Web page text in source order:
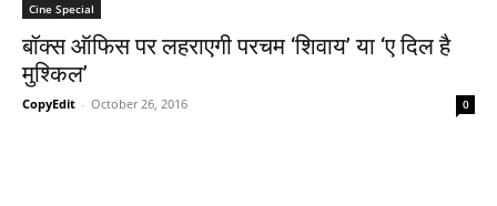
Cine Special
बॉक्‍स ऑफिस पर लहराएगी परचम ‘शिवाय’ या ‘ए दिल है
मुश्‍किल’
CopyEdit - October 26, 2016 0